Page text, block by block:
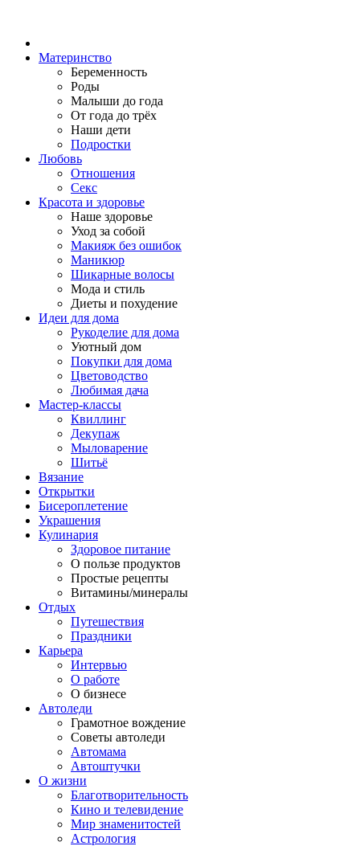
Материнство
Беременность
Роды
Малыши до года
От года до трёх
Наши дети
Подростки
Любовь
Отношения
Секс
Красота и здоровье
Наше здоровье
Уход за собой
Макияж без ошибок
Маникюр
Шикарные волосы
Мода и стиль
Диеты и похудение
Идеи для дома
Рукоделие для дома
Уютный дом
Покупки для дома
Цветоводство
Любимая дача
Мастер-классы
Квиллинг
Декупаж
Мыловарение
Шитьё
Вязание
Открытки
Бисероплетение
Украшения
Кулинария
Здоровое питание
О пользе продуктов
Простые рецепты
Витамины/минералы
Отдых
Путешествия
Праздники
Карьера
Интервью
О работе
О бизнесе
Автоледи
Грамотное вождение
Советы автоледи
Автомама
Автоштучки
О жизни
Благотворительность
Кино и телевидение
Мир знаменитостей
Астрология